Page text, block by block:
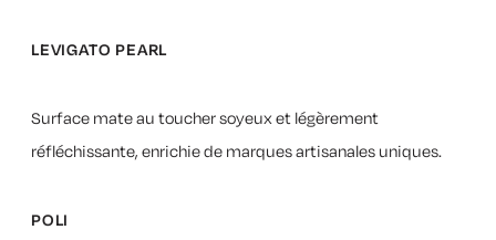
LEVIGATO PEARL
Surface mate au toucher soyeux et légèrement
réfléchissante, enrichie de marques artisanales uniques.
POLI